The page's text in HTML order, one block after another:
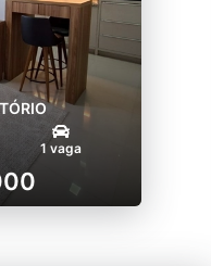
1 vaga